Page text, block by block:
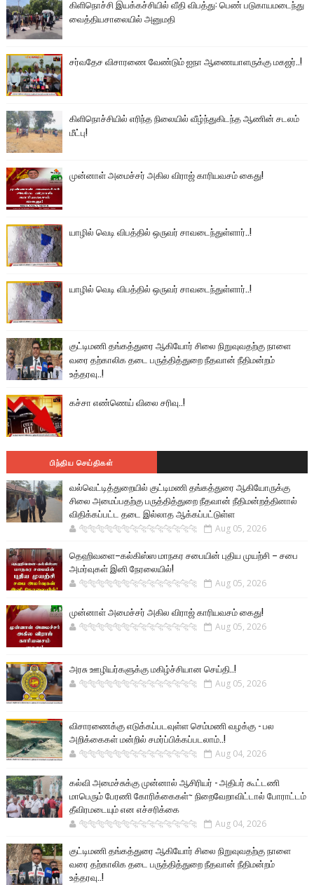
கிளிநொச்சி இயக்கச்சியில் வீதி விபத்து: பெண் படுகாயமடைந்து
வைத்தியசாலையில் அனுமதி
சர்வதேச விசாரணை வேண்டும் ஐநா ஆணையாளருக்கு மகஜர்..!
கிளிநொச்சியில் எரிந்த நிலையில் வீழ்ந்துகிடந்த ஆணின் சடலம்
மீட்பு!
முன்னாள் அமைச்சர் அகில விராஜ் காரியவசம் கைது!
யாழில் வெடி விபத்தில் ஒருவர் சாவடைந்துள்ளார்..!
யாழில் வெடி விபத்தில் ஒருவர் சாவடைந்துள்ளார்..!
குட்டிமணி தங்கத்துரை ஆகியோர் சிலை நிறுவுவதற்கு நாளை
வரை தற்காலிக தடை பருத்தித்துறை நீதவான் நீதிமன்றம்
உத்தரவு..!
கச்சா எண்ணெய் விலை சரிவு..!
பிந்திய செய்திகள்
வல்வெட்டித்துறையில் குட்டிமணி தங்கத்துரை ஆகியோருக்கு
சிலை அமைப்பதற்கு பருத்தித்துறை நீதவான் நீதிமன்றத்தினால்
விதிக்கப்பட்ட தடை இல்லாத ஆக்கப்பட்டுள்ள
🐅🐅🐅🐅🐅🐅🐆🐆🐆🐆🐆🐆🐆🐆 Aug 05, 2026
தெஹிவளை–கல்கிஸ்ஸ மாநகர சபையின் புதிய முயற்சி – சபை
அமர்வுகள் இனி நேரலையில்!
🐅🐅🐅🐅🐅🐅🐆🐆🐆🐆🐆🐆🐆🐆 Aug 05, 2026
முன்னாள் அமைச்சர் அகில விராஜ் காரியவசம் கைது!
🐅🐅🐅🐅🐅🐅🐆🐆🐆🐆🐆🐆🐆🐆 Aug 05, 2026
அரசு ஊழியர்களுக்கு மகிழ்ச்சியான செய்தி..!
🐅🐅🐅🐅🐅🐅🐆🐆🐆🐆🐆🐆🐆🐆 Aug 05, 2026
விசாரணைக்கு எடுக்கப்படவுள்ள செம்மணி வழக்கு - பல
அறிக்கைகள் மன்றில் சமர்ப்பிக்கப்படலாம்..!
🐅🐅🐅🐅🐅🐅🐆🐆🐆🐆🐆🐆🐆🐆 Aug 04, 2026
கல்வி அமைச்சுக்கு முன்னால் ஆசிரியர் - அதிபர் கூட்டணி
மாபெரும் பேரணி கோரிக்கைகள்~ நிறைவேறாவிட்டால் போராட்டம்
தீவிரமடையும் என எச்சரிக்கை
🐅🐅🐅🐅🐅🐅🐆🐆🐆🐆🐆🐆🐆🐆 Aug 04, 2026
குட்டிமணி தங்கத்துரை ஆகியோர் சிலை நிறுவுவதற்கு நாளை
வரை தற்காலிக தடை பருத்தித்துறை நீதவான் நீதிமன்றம்
உத்தரவு..!